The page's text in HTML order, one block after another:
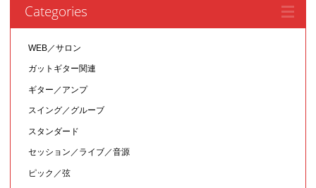
Categories
WEB／サロン
ガットギター関連
ギター／アンプ
スイング／グルーブ
スタンダード
セッション／ライブ／音源
ピック／弦